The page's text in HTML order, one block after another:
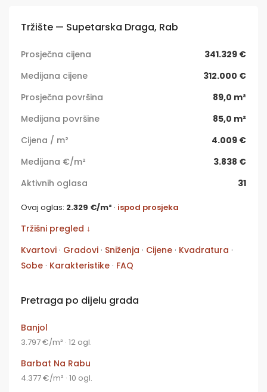
Tržište — Supetarska Draga, Rab
Prosječna cijena
341.329 €
Medijana cijene
312.000 €
Prosječna površina
89,0 m²
Medijana površine
85,0 m²
Cijena / m²
4.009 €
Medijana €/m²
3.838 €
Aktivnih oglasa
31
Ovaj oglas: 2.329 €/m² · ispod prosjeka
Tržišni pregled ↓
Kvartovi · Gradovi · Sniženja · Cijene · Kvadratura ·
Sobe · Karakteristike · FAQ
Pretraga po dijelu grada
Banjol
3.797 €/m² · 12 ogl.
Barbat Na Rabu
4.377 €/m² · 10 ogl.